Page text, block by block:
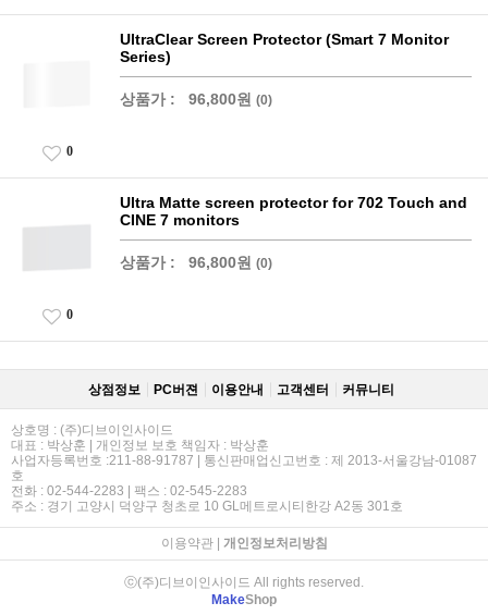
UltraClear Screen Protector (Smart 7 Monitor
Series)
상품가 : 96,800원 (0)
0
Ultra Matte screen protector for 702 Touch and
CINE 7 monitors
상품가 : 96,800원 (0)
0
상점정보 PC버젼 이용안내 고객센터 커뮤니티
상호명 : (주)디브이인사이드
대표 : 박상훈 | 개인정보 보호 책임자 : 박상훈
사업자등록번호 :211-88-91787 | 통신판매업신고번호 : 제 2013-서울강남-01087
호
전화 : 02-544-2283 | 팩스 : 02-545-2283
주소 : 경기 고양시 덕양구 청초로 10 GL메트로시티한강 A2동 301호
이용약관| 개인정보처리방침
ⓒ(주)디브이인사이드 All rights reserved.
MakeShop